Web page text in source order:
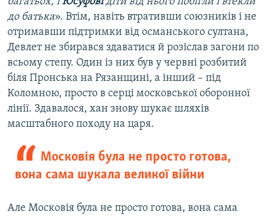
до батька». Втім, навіть втративши союзників і не
отримавши підтримки від османського султана,
Девлет не збирався здаватися й розіслав загони по
всьому степу. Один із них був у червні розбитий
біля Пронська на Рязанщині, а інший – під
Коломною, просто в серці московської оборонної
лінії. Здавалося, хан знову шукає шляхів
масштабного походу на царя.
Московія була не просто готова,
вона сама шукала великої війни
Але Московія була не просто готова, вона сама